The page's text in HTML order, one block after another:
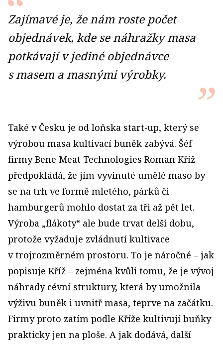
Zajímavé je, že nám roste počet
objednávek, kde se náhražky masa
potkávají v jediné objednávce
s masem a masnými výrobky.
Také v Česku je od loňska start‑up, který se
výrobou masa kultivací buněk zabývá. Šéf
firmy Bene Meat Technologies Roman Kříž
předpokládá, že jím vyvinuté umělé maso by
se na trh ve formě mletého, párků či
hamburgerů mohlo dostat za tři až pět let.
Výroba „flákoty“ ale bude trvat delší dobu,
protože vyžaduje zvládnutí kultivace
v trojrozměrném prostoru. To je náročné – jak
popisuje Kříž – zejména kvůli tomu, že je vývoj
náhrady cévní struktury, která by umožnila
výživu buněk i uvnitř masa, teprve na začátku.
Firmy proto zatím podle Kříže kultivují buňky
prakticky jen na ploše. A jak dodává, další